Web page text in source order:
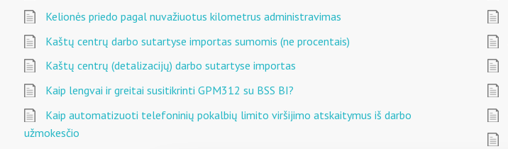
Kelionės priedo pagal nuvažiuotus kilometrus administravimas
Kaštų centrų darbo sutartyse importas sumomis (ne procentais)
Kaštų centrų (detalizacijų) darbo sutartyse importas
Kaip lengvai ir greitai susitikrinti GPM312 su BSS BI?
Kaip automatizuoti telefoninių pokalbių limito viršijimo atskaitymus iš darbo
užmokesčio